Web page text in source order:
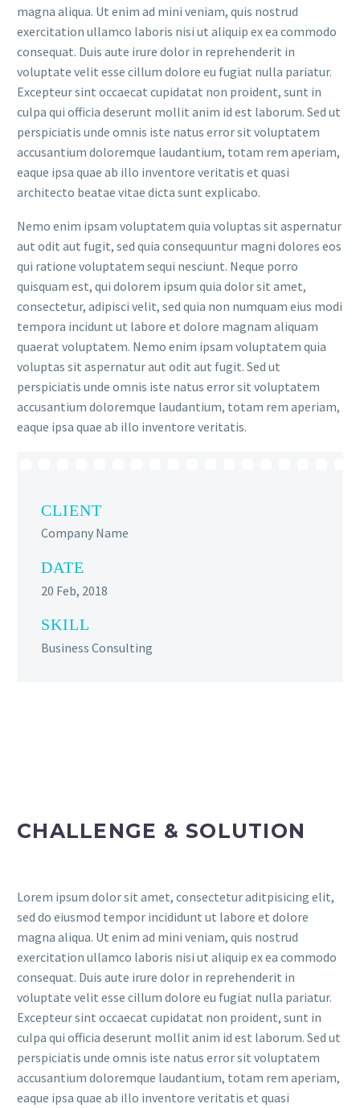
magna aliqua. Ut enim ad mini veniam, quis nostrud
exercitation ullamco laboris nisi ut aliquip ex ea commodo
consequat. Duis aute irure dolor in reprehenderit in
voluptate velit esse cillum dolore eu fugiat nulla pariatur.
Excepteur sint occaecat cupidatat non proident, sunt in
culpa qui officia deserunt mollit anim id est laborum. Sed ut
perspiciatis unde omnis iste natus error sit voluptatem
accusantium doloremque laudantium, totam rem aperiam,
eaque ipsa quae ab illo inventore veritatis et quasi
architecto beatae vitae dicta sunt explicabo.
Nemo enim ipsam voluptatem quia voluptas sit aspernatur
aut odit aut fugit, sed quia consequuntur magni dolores eos
qui ratione voluptatem sequi nesciunt. Neque porro
quisquam est, qui dolorem ipsum quia dolor sit amet,
consectetur, adipisci velit, sed quia non numquam eius modi
tempora incidunt ut labore et dolore magnam aliquam
quaerat voluptatem. Nemo enim ipsam voluptatem quia
voluptas sit aspernatur aut odit aut fugit. Sed ut
perspiciatis unde omnis iste natus error sit voluptatem
accusantium doloremque laudantium, totam rem aperiam,
eaque ipsa quae ab illo inventore veritatis.
CLIENT
Company Name
DATE
20 Feb, 2018
SKILL
Business Consulting
CHALLENGE & SOLUTION
Lorem ipsum dolor sit amet, consectetur aditpisicing elit,
sed do eiusmod tempor incididunt ut labore et dolore
magna aliqua. Ut enim ad mini veniam, quis nostrud
exercitation ullamco laboris nisi ut aliquip ex ea commodo
consequat. Duis aute irure dolor in reprehenderit in
voluptate velit esse cillum dolore eu fugiat nulla pariatur.
Excepteur sint occaecat cupidatat non proident, sunt in
culpa qui officia deserunt mollit anim id est laborum. Sed ut
perspiciatis unde omnis iste natus error sit voluptatem
accusantium doloremque laudantium, totam rem aperiam,
eaque ipsa quae ab illo inventore veritatis et quasi